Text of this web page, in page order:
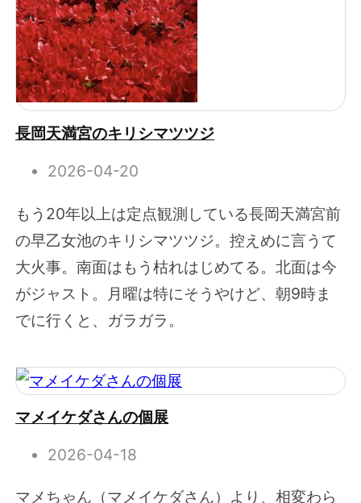
長岡天満宮のキリシマツツジ
2026-04-20
もう20年以上は定点観測している長岡天満宮前
の早乙女池のキリシマツツジ。控えめに言うて
大火事。南面はもう枯れはじめてる。北面は今
がジャスト。月曜は特にそうやけど、朝9時ま
でに行くと、ガラガラ。
マメイケダさんの個展
2026-04-18
マメちゃん（マメイケダさん）より、相変わら